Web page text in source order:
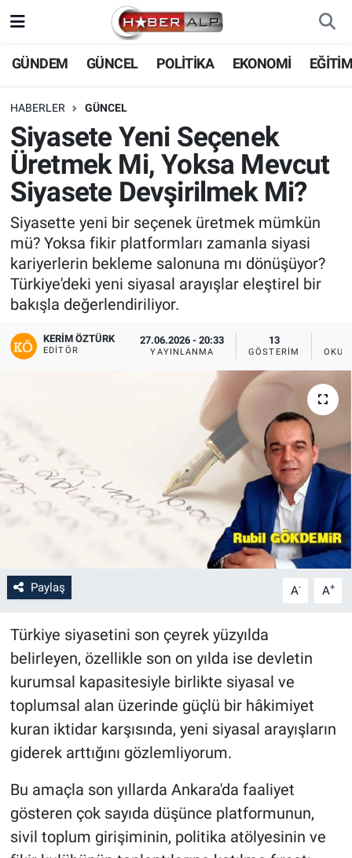
GÜNDEM GÜNCEL POLİTİKA EKONOMİ
HABERLER GÜNCEL
Siyasete Yeni Seçenek
Üretmek Mi, Yoksa Mevcut
Siyasete Devşirilmek Mi?
Siyasette yeni bir seçenek üretmek mümkün
mü? Yoksa fikir platformları zamanla siyasi
kariyerlerin bekleme salonuna mı dönüşüyor?
Türkiye'deki yeni siyasal arayışlar eleştirel bir
bakışla değerlendiriliyor.
KERIM ÖZTÜRK
EDITÖR
27.06.2026 - 20:33
YAYINLANMA
13
GÖSTERIM
Paylaş A- A+
Türkiye siyasetini son çeyrek yüzyılda
belirleyen, özellikle son on yılda ise devletin
kurumsal kapasitesiyle birlikte siyasal ve
toplumsal alan üzerinde güçlü bir hâkimiyet
kuran iktidar karşısında, yeni siyasal arayışların
giderek arttığını gözlemliyorum.
Bu amaçla son yıllarda Ankara'da faaliyet
gösteren çok sayıda düşünce platformunun,
sivil toplum girişiminin, politika atölyesinin ve
Nöbetçi Eczaneler
Hava Durumu
Trafik Durumu
Süper Lig Puan Durumu ve Fikstür
Tüm Manşetler
Son Dakika Haberleri
Haber Arşivi